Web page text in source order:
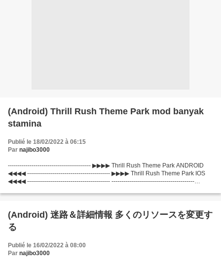
(Android) Thrill Rush Theme Park mod banyak
stamina
Publié le 18/02/2022 à 06:15
Par najibo3000
------------------------------------------ ▶▶▶▶ Thrill Rush Theme Park ANDROID
◀◀◀◀ ------------------------------------------ ▶▶▶▶ Thrill Rush Theme Park IOS
◀◀◀◀ ------------------------------------------ ------------------------------------------
(Android) 迷路＆詳細情報 多くのリソースを変更す
る
Publié le 16/02/2022 à 08:00
Par najibo3000